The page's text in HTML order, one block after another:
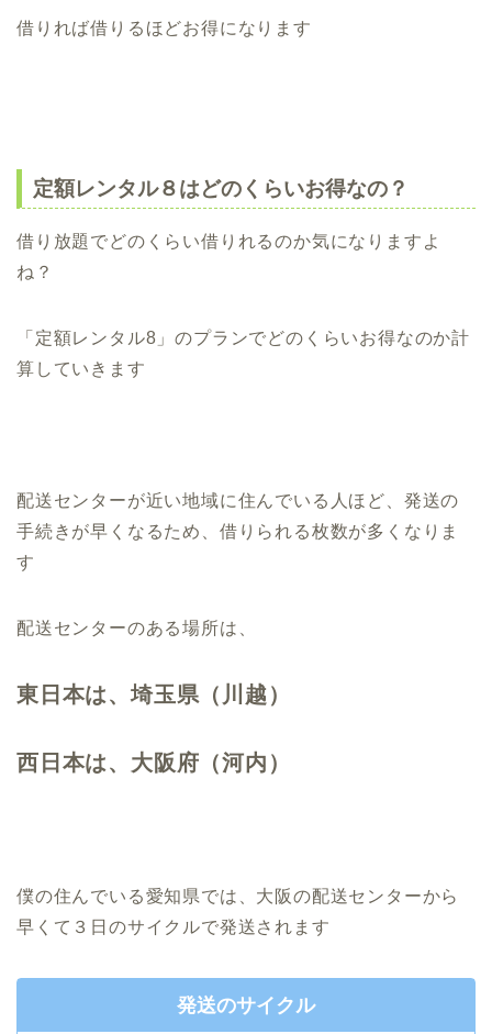
借りれば借りるほどお得になります
定額レンタル８はどのくらいお得なの？
借り放題でどのくらい借りれるのか気になりますよ
ね？
「定額レンタル8」のプランでどのくらいお得なのか計
算していきます
配送センターが近い地域に住んでいる人ほど、発送の
手続きが早くなるため、借りられる枚数が多くなりま
す
配送センターのある場所は、
東日本は、埼玉県（川越）
西日本は、大阪府（河内）
僕の住んでいる愛知県では、大阪の配送センターから
早くて３日のサイクルで発送されます
発送のサイクル